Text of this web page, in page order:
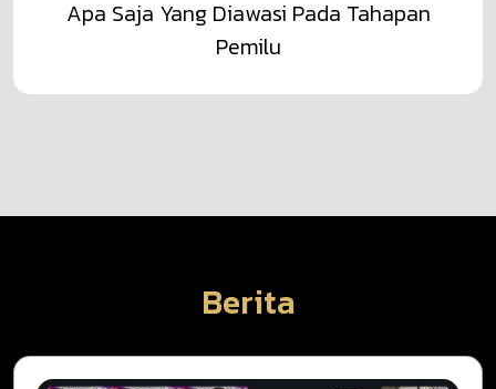
Apa Saja Yang Diawasi Pada Tahapan
Pemilu
Berita